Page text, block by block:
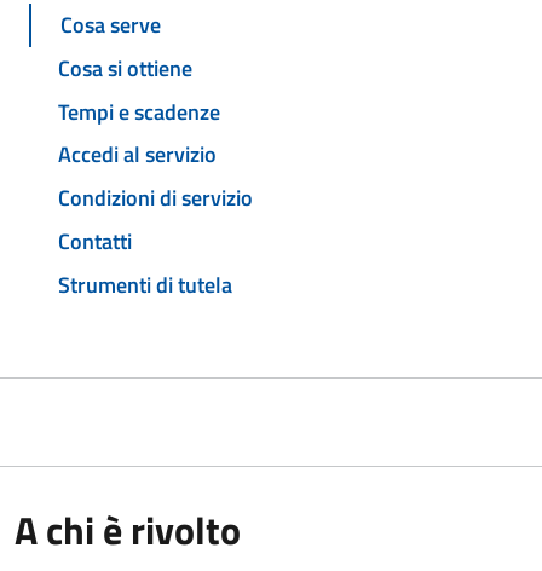
Cosa serve
Cosa si ottiene
Tempi e scadenze
Accedi al servizio
Condizioni di servizio
Contatti
Strumenti di tutela
A chi è rivolto